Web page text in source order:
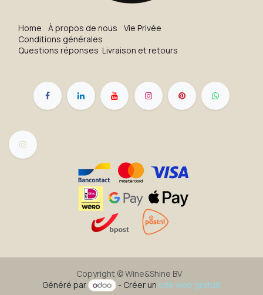
H​o​me À propos de nous
Vie Privée
Conditions générales
Questions réponses Livraison et retours
Copyright ©Wine&Shine BV
Généré par
- Créer un site web gratuit